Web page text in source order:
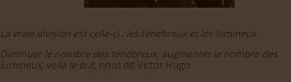
La vraie division est celle-ci : les ténébreux et les lumineux
Diminuer le nombre des ténébreux, augmenter le nombre des
lumineux, voilà le but, nous dit Victor Hugo